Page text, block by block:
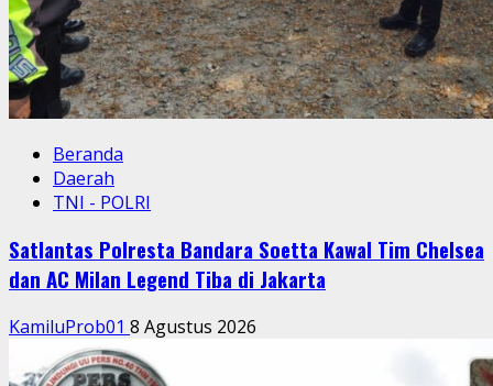
Beranda
Daerah
TNI - POLRI
Satlantas Polresta Bandara Soetta Kawal Tim Chelsea
dan AC Milan Legend Tiba di Jakarta
KamiluProb01 8 Agustus 2026